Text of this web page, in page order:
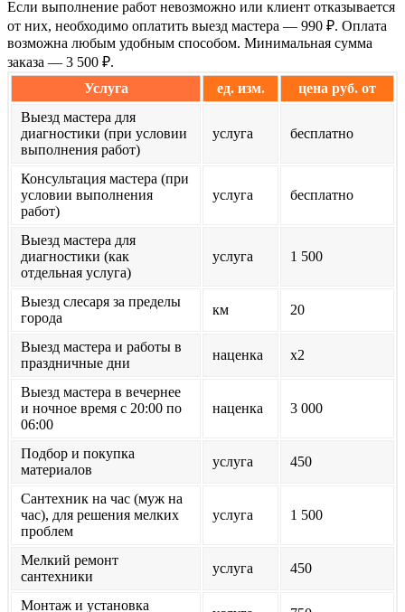
Если выполнение работ невозможно или клиент отказывается
от них, необходимо оплатить выезд мастера — 990 ₽. Оплата
возможна любым удобным способом. Минимальная сумма
заказа — 3 500 ₽.
Услуга
ед. изм.
цена руб. от
Выезд мастера для
диагностики (при условии
выполнения работ)
услуга бесплатно
Консультация мастера (при
условии выполнения
работ)
услуга бесплатно
Выезд мастера для
диагностики (как
отдельная услуга)
услуга 1 500
Выезд слесаря за пределы
города
км 20
Выезд мастера и работы в
праздничные дни
наценка х2
Выезд мастера в вечернее
и ночное время с 20:00 по
06:00
наценка 3 000
Подбор и покупка
материалов
услуга 450
Сантехник на час (муж на
час), для решения мелких
проблем
услуга 1 500
Мелкий ремонт
сантехники
услуга 450
Монтаж и установка